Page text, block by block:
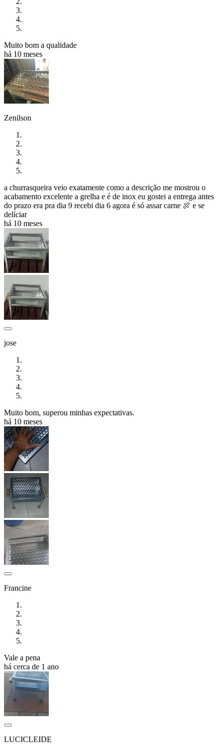
Muito bom a qualidade
há 10 meses
Zenilson
a churrasqueira veio exatamente como a descrição me mostrou o
acabamento excelente a grelha e é de inox eu gostei a entrega antes
do prazo era pra dia 9 recebi dia 6 agora é só assar carne 🍖 e se
delíciar
há 10 meses
jose
Muito bom, superou minhas expectativas.
há 10 meses
Francine
Vale a pena
há cerca de 1 ano
LUCICLEIDE